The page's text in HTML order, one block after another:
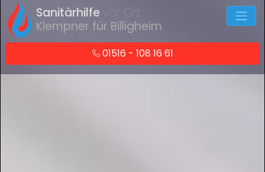
Sanitärhilfe vor Ort
Klempner für Billigheim
01516 - 108 16 61